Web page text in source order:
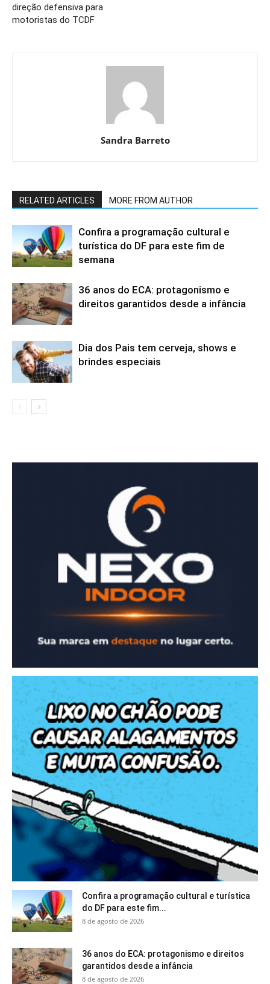
direção defensiva para
motoristas do TCDF
Sandra Barreto
RELATED ARTICLES MORE FROM AUTHOR
Confira a programação cultural e
turística do DF para este fim de
semana
36 anos do ECA: protagonismo e
direitos garantidos desde a infância
Dia dos Pais tem cerveja, shows e
brindes especiais
Confira a programação cultural e turística
do DF para este fim...
8 de agosto de 2026
36 anos do ECA: protagonismo e direitos
garantidos desde a infância
8 de agosto de 2026